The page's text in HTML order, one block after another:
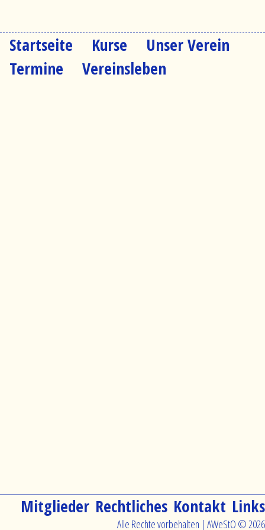
Navigation
überspringen
Startseite Kurse
Unser Verein
Termine
Vereinsleben
Navigation
Links
Kontakt
Rechtliches
Mitglieder
Alle Rechte vorbehalten | AWeStO © 2026